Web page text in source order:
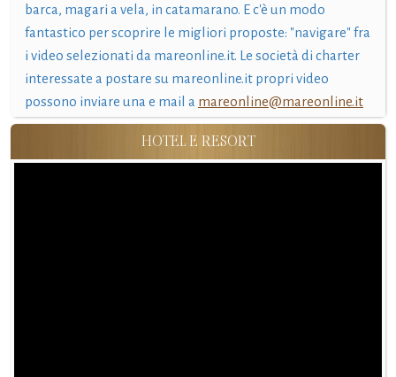
barca, magari a vela, in catamarano. E c'è un modo
fantastico per scoprire le migliori proposte: "navigare" fra
i video selezionati da mareonline.it. Le società di charter
interessate a postare su mareonline.it propri video
possono inviare una e mail a mareonline@mareonline.it
HOTEL E RESORT